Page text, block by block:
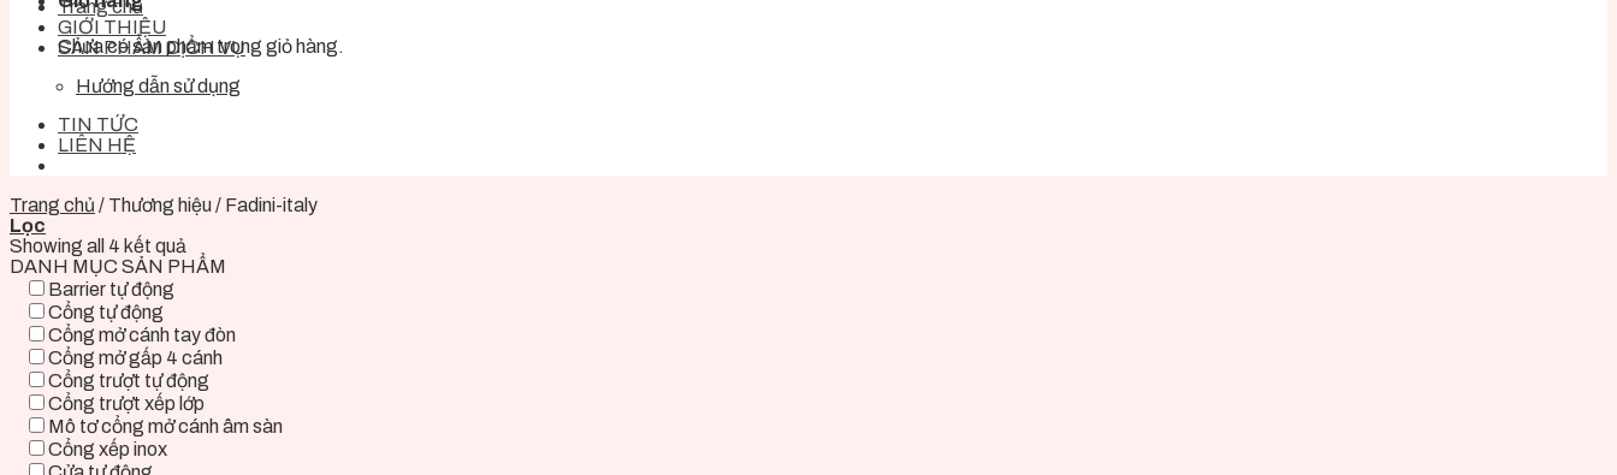
Chưa có sản phẩm trong giỏ hàng.
Trang chủ
GIỚI THIỆU
SẢN PHẨM DỊCH VỤ
Hướng dẫn sử dụng
TIN TỨC
LIÊN HỆ
Trang chủ / Thương hiệu/ Fadini-italy
Lọc
Showing all 4 kết quả
DANH MỤC SẢN PHẨM
Barrier tự động
Cổng tự động
Cổng mở cánh tay đòn
Cổng mở gấp 4 cánh
Cổng trượt tự động
Cổng trượt xếp lớp
Mô tơ cổng mở cánh âm sàn
Cổng xếp inox